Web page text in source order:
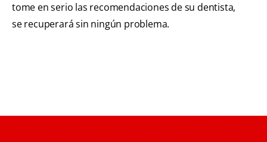
tome en serio las recomendaciones de su dentista,
se recuperará sin ningún problema.